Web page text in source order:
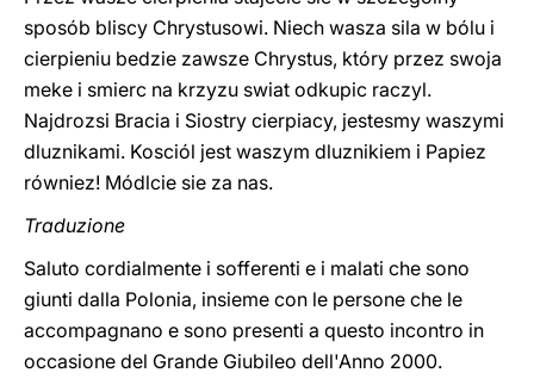
sposób bliscy Chrystusowi. Niech wasza sila w bólu i
cierpieniu bedzie zawsze Chrystus, który przez swoja
meke i smierc na krzyzu swiat odkupic raczyl.
Najdrozsi Bracia i Siostry cierpiacy, jestesmy waszymi
dluznikami. Kosciól jest waszym dluznikiem i Papiez
równiez! Módlcie sie za nas.
Traduzione
Saluto cordialmente i sofferenti e i malati che sono
giunti dalla Polonia, insieme con le persone che le
accompagnano e sono presenti a questo incontro in
occasione del Grande Giubileo dell'Anno 2000.